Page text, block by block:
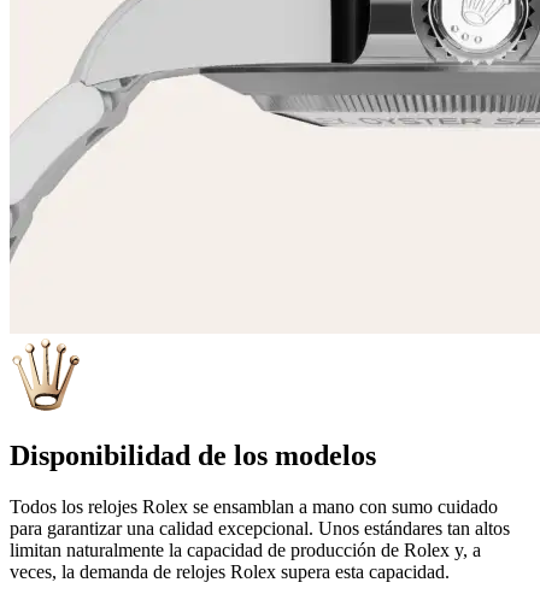
Disponibilidad de los modelos
Todos los relojes Rolex se ensamblan a mano con sumo cuidado
para garantizar una calidad excepcional. Unos estándares tan altos
limitan naturalmente la capacidad de producción de Rolex y, a
veces, la demanda de relojes Rolex supera esta capacidad.